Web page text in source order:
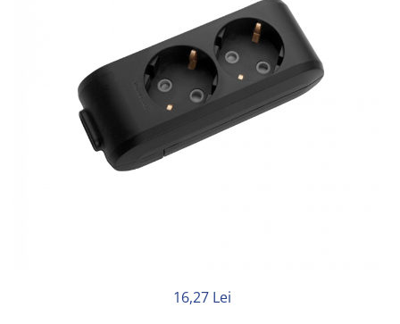
PRIZE SI INTRERUPATOARE
ACCESORII INSTALATII ELECTRICE16,27 Lei